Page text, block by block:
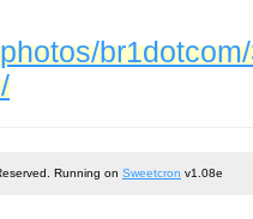
Running on Sweetcron v1.08e